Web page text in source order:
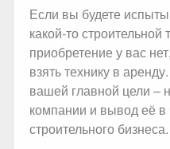
Если вы будете
какой-то строительной
приобретение у вас
взять технику в
вашей главной цели –
компании и вывод её в
строительного бизнеса.